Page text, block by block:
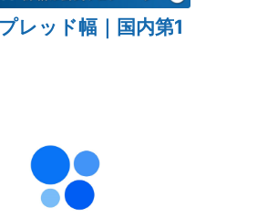
レッド幅｜国内第1